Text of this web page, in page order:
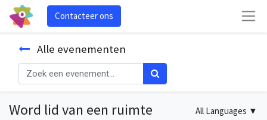
Contacteer ons
Alle evenementen
Word lid van een ruimte All Languages ▼